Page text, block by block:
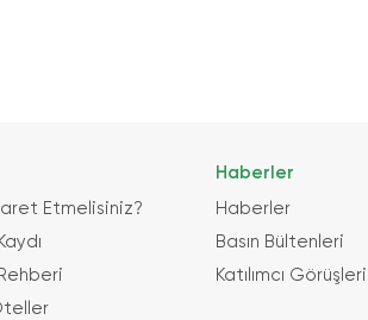
Etmelisiniz?
Haberler
Haberler
Basın Bültenleri
Katılımcı Görüşleri